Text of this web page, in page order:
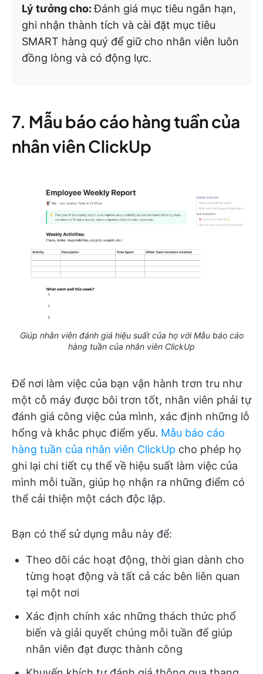
Lý tưởng cho:Đánh giá mục tiêu ngắn hạn,
ghi nhận thành tích và cài đặt mục tiêu
SMART hàng quý để giữ cho nhân viên luôn
đồng lòng và có động lực.
7. Mẫu báo cáo hàng tuần của
nhân viên ClickUp
Giúp nhân viên đánh giá hiệu suất của họ với Mẫu báo cáo
hàng tuần của nhân viên ClickUp
Để nơi làm việc của bạn vận hành trơn tru như
một cỗ máy được bôi trơn tốt, nhân viên phải tự
đánh giá công việc của mình, xác định những lỗ
hổng và khắc phục điểm yếu. Mẫu báo cáo
hàng tuần của nhân viên ClickUp cho phép họ
ghi lại chi tiết cụ thể về hiệu suất làm việc của
mình mỗi tuần, giúp họ nhận ra những điểm có
thể cải thiện một cách độc lập.
Bạn có thể sử dụng mẫu này để:
Theo dõi các hoạt động, thời gian dành cho
từng hoạt động và tất cả các bên liên quan
tại một nơi
Xác định chính xác những thách thức phổ
biến và giải quyết chúng mỗi tuần để giúp
nhân viên đạt được thành công